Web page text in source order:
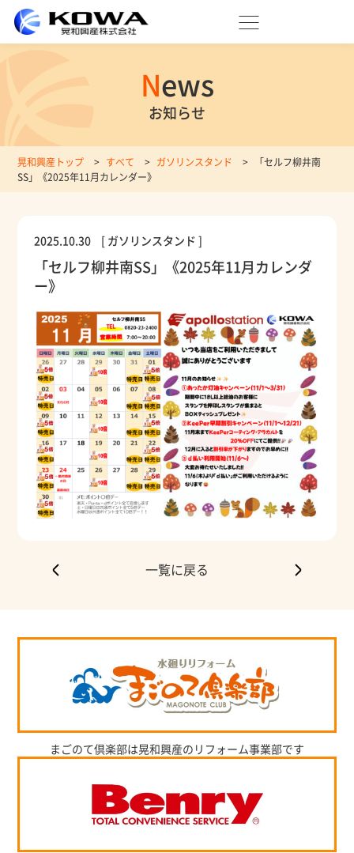
News
お知らせ
晃和興産トップ > すべて > ガソリンスタンド >
「セルフ柳井南
SS」《2025年11月カレンダー》
2025.10.30 [ ガソリンスタンド ]
「セルフ柳井南SS」《2025年11月カレンダ
ー》
一覧に戻る
まごのて倶楽部は晃和興産のリフォーム事業部です